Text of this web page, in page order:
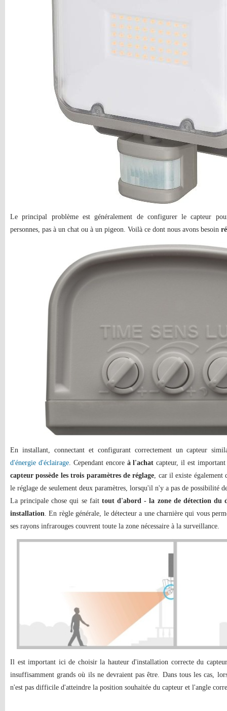
Le principal problème est généralement de configurer le capteur
personnes, pas à un chat ou à un pigeon. Voilà ce dont nous avons besoin
En installant, connectant et configurant correctement un capteur
d'énergie d'éclairage. Cependant encore à l'achat capteur, il est
capteur possède les trois paramètres de réglage, car il existe également
le réglage de seulement deux paramètres, lorsqu'il n'y a pas de possibilité
La principale chose qui se fait tout d'abord - la zone de détection du
installation. En règle générale, le détecteur a une charnière qui vous
ses rayons infrarouges couvrent toute la zone nécessaire à la surveillance.
Il est important ici de choisir la hauteur d'installation correcte du
insuffisamment grands où ils ne devraient pas être. Dans tous les cas,
n'est pas difficile d'atteindre la position souhaitée du capteur et l'angle